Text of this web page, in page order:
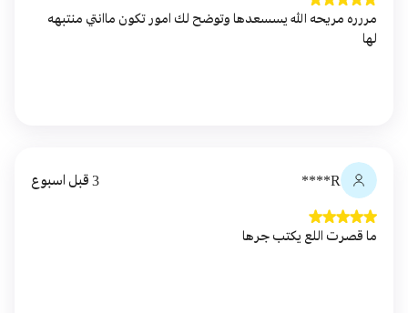
مررره مريحه الله يسسعدها وتوضح لك امور تكون ماانتي منتبهه
لها
R**** 3 قبل اسبوع
ما قصرت اللع يكتب جرها